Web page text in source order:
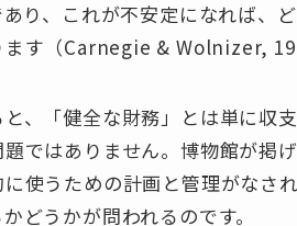
り、これが不安定になれば、
す（Carnegie & Wolnizer,
、「健全な財務」とは単に収
ではありません。博物館が掲
使うための計画と管理がなさ
どうかが問われるのです。